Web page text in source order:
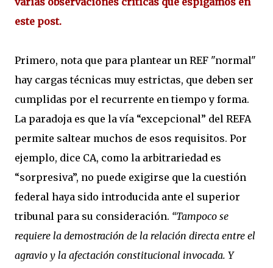
este post.
Primero, nota que para plantear un REF "normal"
hay cargas técnicas muy estrictas, que deben ser
cumplidas por el recurrente en tiempo y forma.
La paradoja es que la vía “excepcional” del REFA
permite saltear muchos de esos requisitos. Por
ejemplo, dice CA, como la arbitrariedad es
“sorpresiva”, no puede exigirse que la cuestión
federal haya sido introducida ante el superior
tribunal para su consideración. “Tampoco se
requiere la demostración de la relación directa entre el
agravio y la afectación constitucional invocada. Y